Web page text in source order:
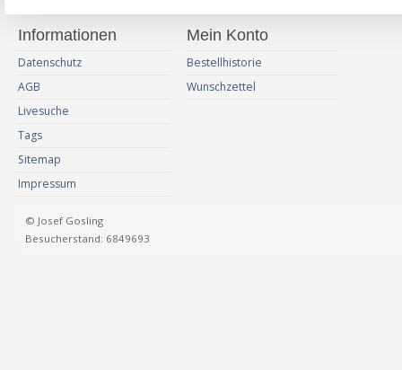
Informationen
Datenschutz
AGB
Livesuche
Tags
Sitemap
Impressum
Mein Konto
Bestellhistorie
Wunschzettel
© Josef Gosling
Besucherstand: 6849693